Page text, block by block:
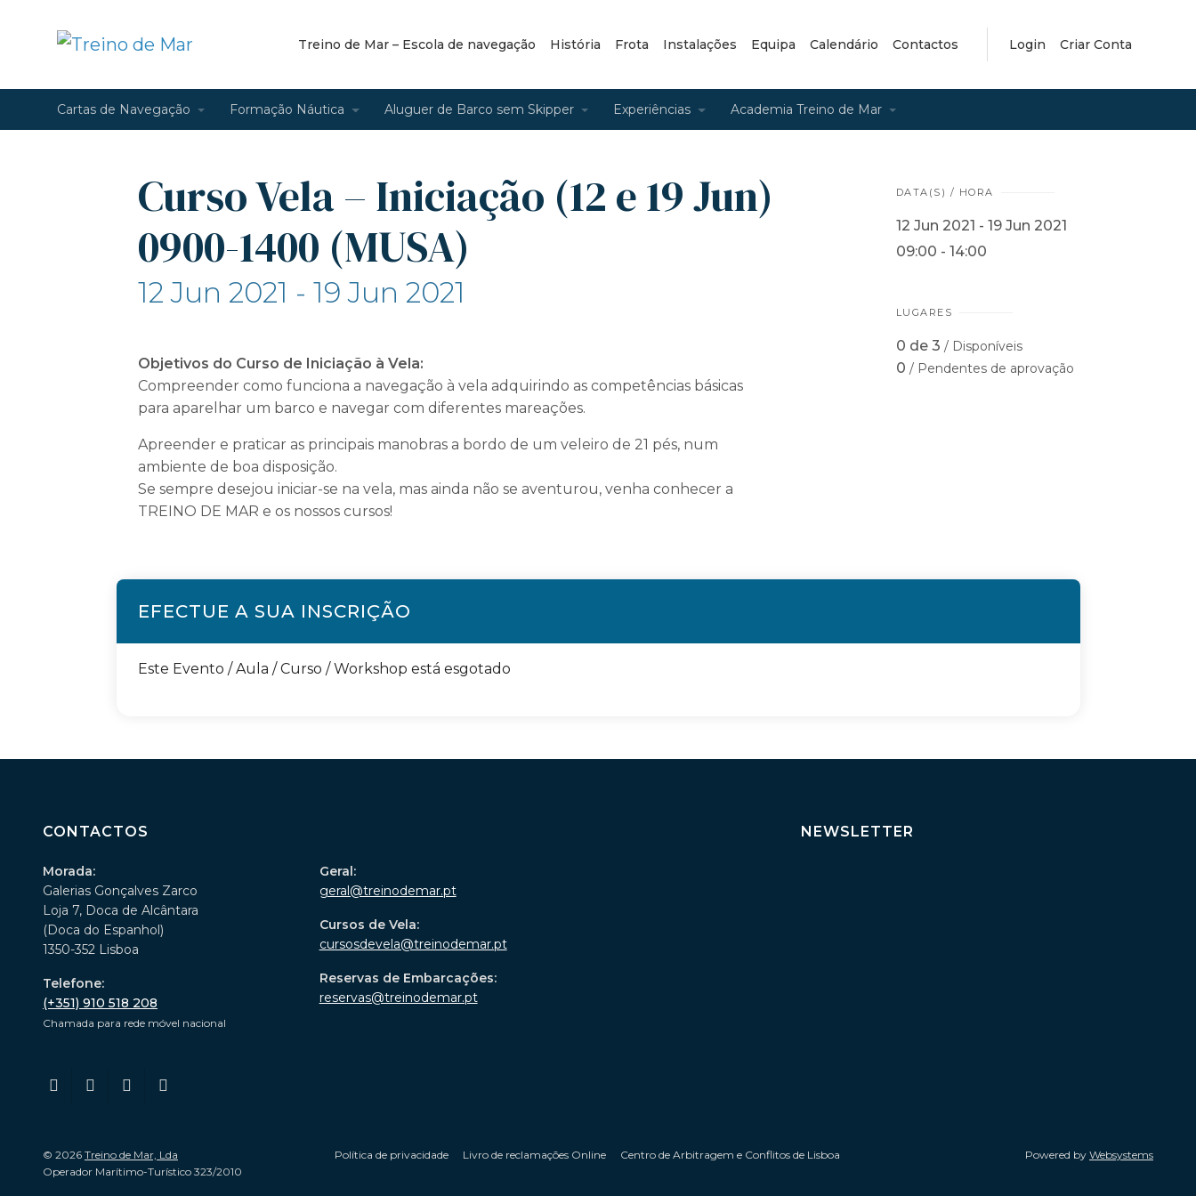
Treino de Mar – Escola de navegação História Frota Instalações Equipa Calendário Contactos Login Criar Conta
Cartas de Navegação Formação Náutica Aluguer de Barco sem Skipper Experiências Academia Treino de Mar
Curso Vela – Iniciação (12 e 19 Jun)
0900-1400 (MUSA)
12 Jun 2021 - 19 Jun 2021
Objetivos do Curso de Iniciação à Vela:
Compreender como funciona a navegação à vela adquirindo as competências básicas
para aparelhar um barco e navegar com diferentes mareações.
Apreender e praticar as principais manobras a bordo de um veleiro de 21 pés, num
ambiente de boa disposição.
Se sempre desejou iniciar-se na vela, mas ainda não se aventurou, venha conhecer a
TREINO DE MAR e os nossos cursos!
DATA(S) / HORA
12 Jun 2021 - 19 Jun 2021
09:00 - 14:00
LUGARES
0 de 3 / Disponíveis
0 / Pendentes de aprovação
EFECTUE A SUA INSCRIÇÃO
Este Evento / Aula / Curso / Workshop está esgotado
CONTACTOS
Morada:
Galerias Gonçalves Zarco
Loja 7, Doca de Alcântara
(Doca do Espanhol)
1350-352 Lisboa
Telefone:
(+351) 910 518 208
Chamada para rede móvel nacional
Geral:
geral@treinodemar.pt
Cursos de Vela:
cursosdevela@treinodemar.pt
Reservas de Embarcações:
reservas@treinodemar.pt
NEWSLETTER
© 2026 Treino de Mar, Lda
Operador Marítimo-Turístico 323/2010
Política de privacidade Livro de reclamações Online Centro de Arbitragem e Conflitos de Lisboa Powered by Websystems